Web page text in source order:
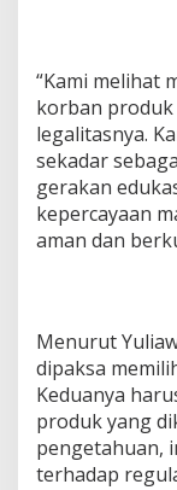
“Kami melihat
korban produk
legalitasnya.
sekadar
gerakan
kepercayaan
aman dan
Menurut
dipaksa
Keduanya
produk yang
pengetahuan,
terhadap